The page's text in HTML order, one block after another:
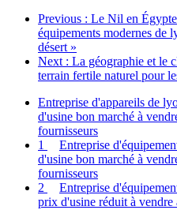
Previous : Le Nil en Égypte
équipements modernes de
désert »
Next : La géographie et le
terrain fertile naturel pour
Entreprise d'appareils de
d'usine bon marché à
fournisseurs
1
Entreprise
d'usine bon marché à
fournisseurs
2
Entreprise
prix d'usine réduit à vendre